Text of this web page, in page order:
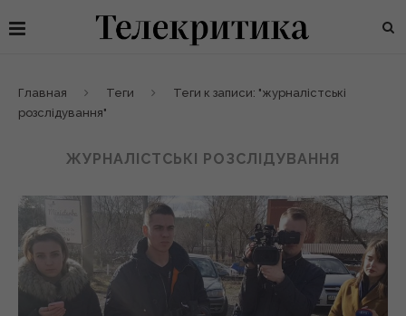
Главная Теги
Теги к записи: "журналістські
розслідування"
ЖУРНАЛІСТСЬКІ РОЗСЛІДУВАННЯ